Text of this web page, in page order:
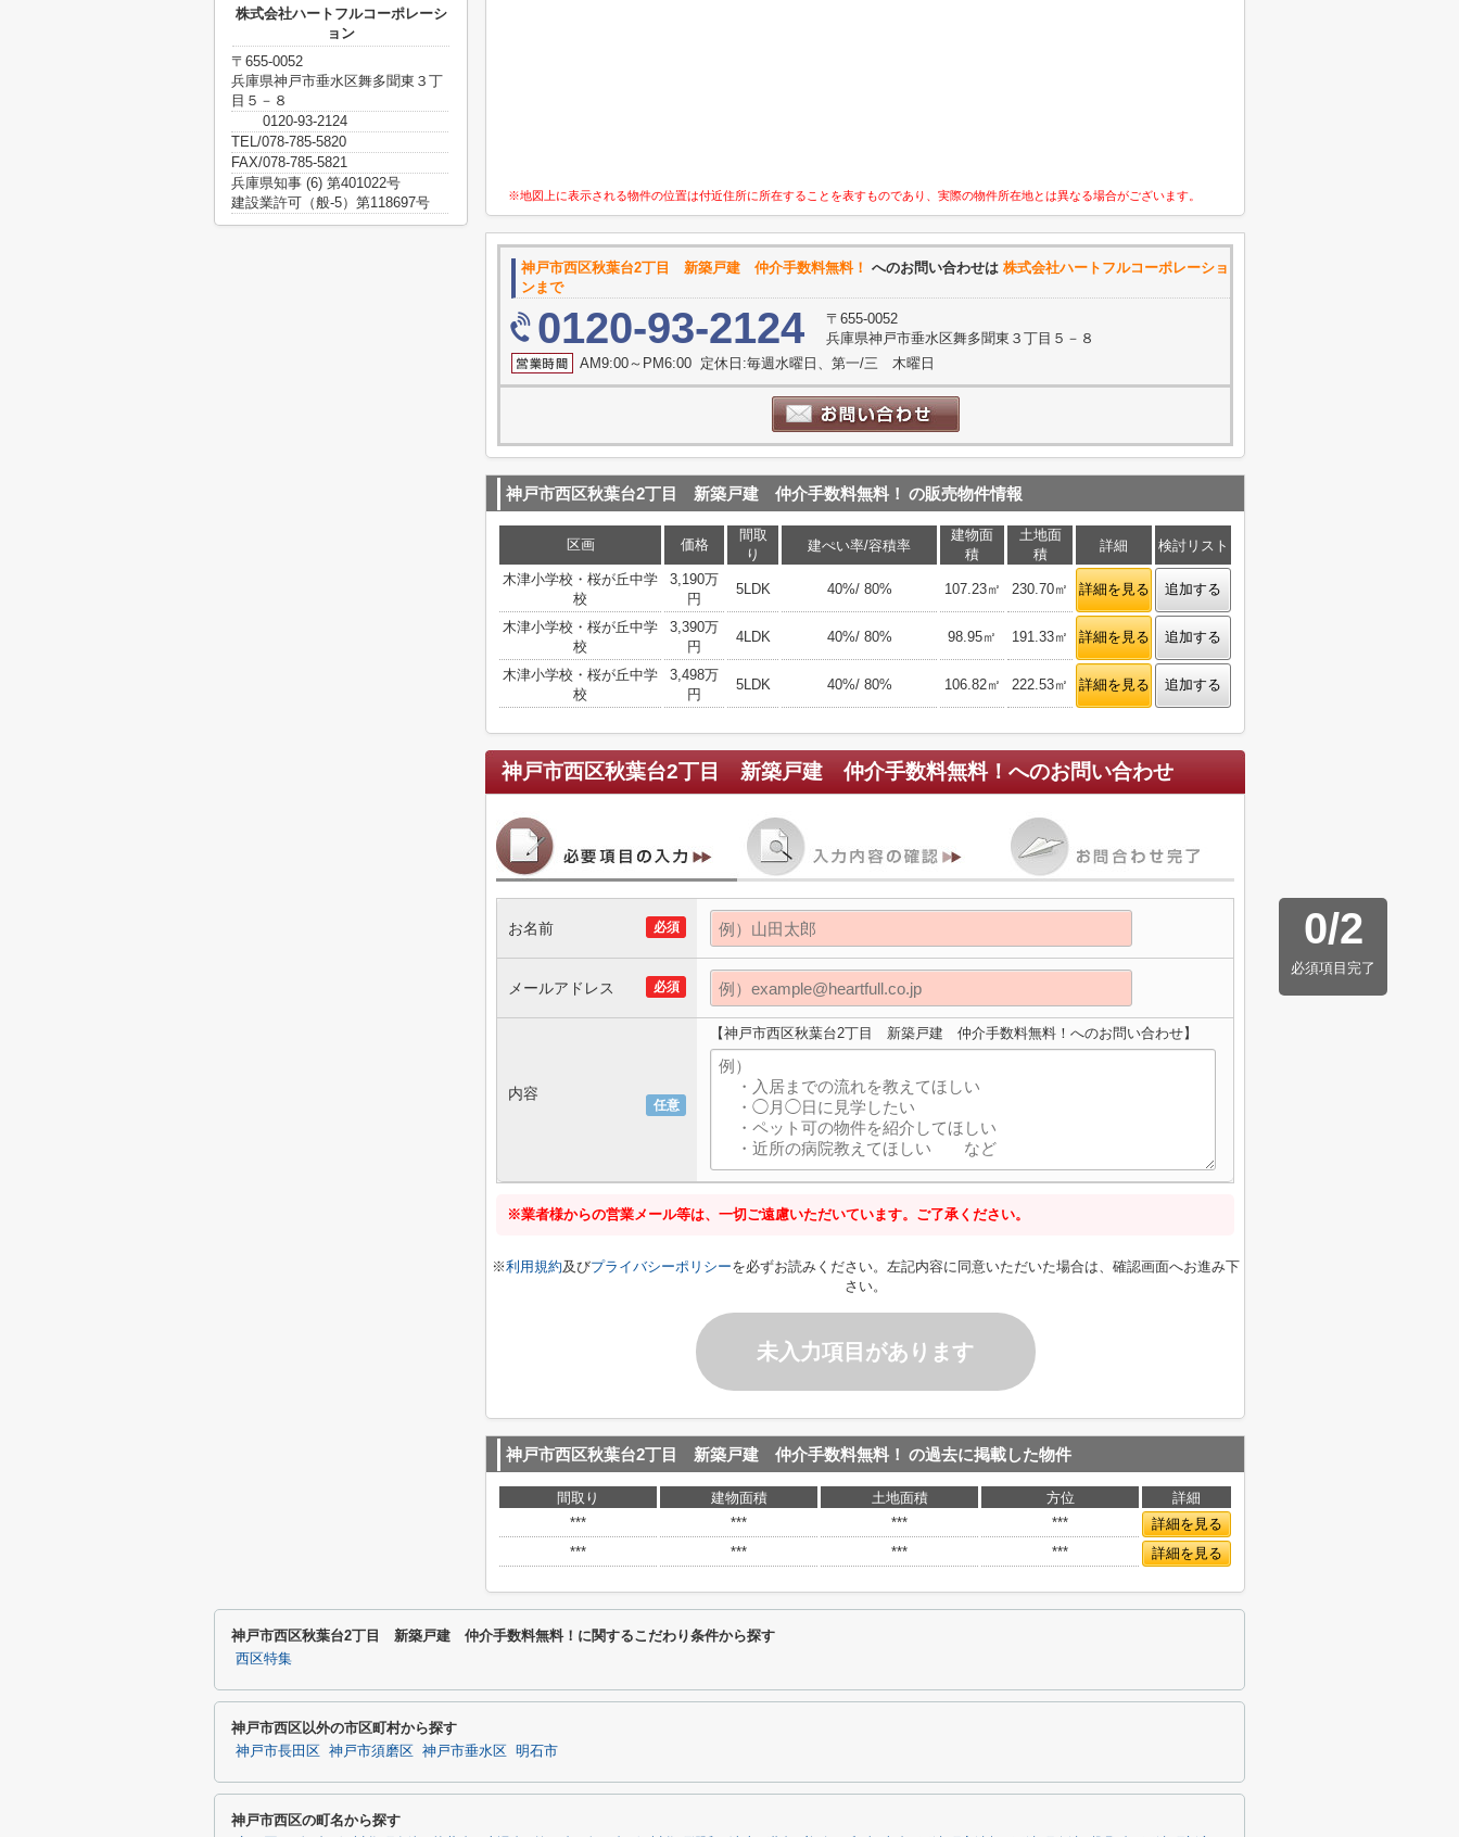
※地図上に表示される物件の位置は付近住所に所在することを表すものであり、実際の物件所在地とは異なる場合がございます。
神戸市西区秋葉台2丁目 新築戸建 仲介手数料無料！ へのお問い合わせは 株式会社ハートフルコーポレーショ
ンまで
0120-93-2124
〒655-0052
兵庫県神戸市垂水区舞多聞東３丁目５－８
AM9:00～PM6:00 定休日:毎週水曜日、第一/三 木曜日
神戸市西区秋葉台2丁目 新築戸建 仲介手数料無料！ の販売物件情報
区画 価格
間取
り
建ぺい率/容積率
建物面
積
土地面
積
詳細 検討リスト
木津小学校・桜が丘中学
校
3,190万
円
5LDK 40%/ 80% 107.23㎡ 230.70㎡ 詳細を見る 追加する
木津小学校・桜が丘中学
校
3,390万
円
4LDK 40%/ 80% 98.95㎡ 191.33㎡ 詳細を見る 追加する
木津小学校・桜が丘中学
校
3,498万
円
5LDK 40%/ 80% 106.82㎡ 222.53㎡ 詳細を見る 追加する
神戸市西区秋葉台2丁目 新築戸建 仲介手数料無料！ へのお問い合わせ
0/2
必須項目完了
必須
お名前
必須
メールアドレス
任意
内容
【神戸市西区秋葉台2丁目 新築戸建 仲介手数料無料！へのお問い合わせ】
※業者様からの営業メール等は、一切ご遠慮いただいています。ご了承ください。
※利用規約及びプライバシーポリシーを必ずお読みください。左記内容に同意いただいた場合は、確認画面へお進み下
さい。
未入力項目があります
神戸市西区秋葉台2丁目 新築戸建 仲介手数料無料！ の過去に掲載した物件
間取り 建物面積 土地面積 方位
詳細
***
*** *** ***
詳細を見る
***
*** *** *** 詳細を見る
株式会社ハートフルコーポレーシ
ョン
〒655-0052
兵庫県神戸市垂水区舞多聞東３丁
目５－８
0120-93-2124
TEL/078-785-5820
FAX/078-785-5821
兵庫県知事 (6) 第401022号
建設業許可（般-5）第118697号
神戸市西区秋葉台2丁目 新築戸建 仲介手数料無料！に関するこだわり条件から探す
西区特集
神戸市西区以外の市区町村から探す
神戸市長田区 神戸市須磨区 神戸市垂水区 明石市
神戸市西区の町名から探す